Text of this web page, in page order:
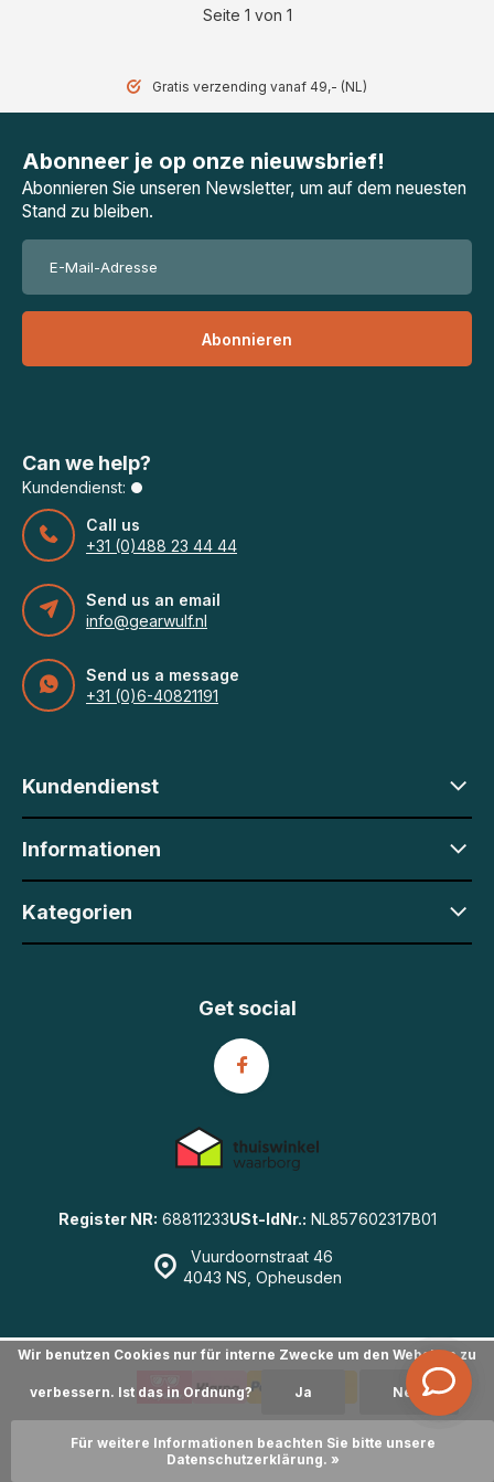
Seite 1 von 1
Gratis verzending vanaf 49,- (NL)
Abonneer je op onze nieuwsbrief!
Abonnieren Sie unseren Newsletter, um auf dem neuesten
Stand zu bleiben.
Abonnieren
Can we help?
Kundendienst:
Call us
+31 (0)488 23 44 44
Send us an email
info@gearwulf.nl
Send us a message
+31 (0)6-40821191
Kundendienst
Informationen
Kategorien
Vuurdoornstraat 46
4043 NS, Opheusden
Register NR: 68811233USt-IdNr.: NL857602317B01
Get social
Wir benutzen Cookies nur für interne Zwecke um den Webshop zu
verbessern. Ist das in Ordnung? Ja Nein
Für weitere Informationen beachten Sie bitte unsere
Datenschutzerklärung. »